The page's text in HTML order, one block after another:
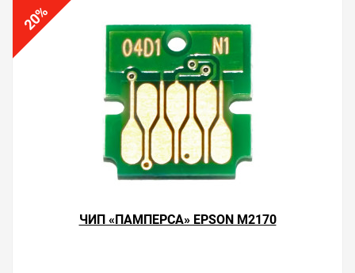
20
%
ЧИП «ПАМПЕРСА» EPSON M2170